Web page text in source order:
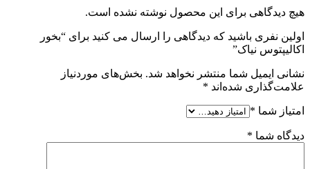
هیچ دیدگاهی برای این محصول نوشته نشده است.
اولین نفری باشید که دیدگاهی را ارسال می کنید برای “بخور
اکالیپتوس نیاک”
نشانی ایمیل شما منتشر نخواهد شد. بخش‌های موردنیاز
علامت‌گذاری شده‌اند *
امتیاز شما *
دیدگاه شما *